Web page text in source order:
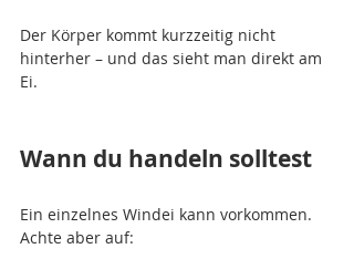
Der Körper kommt kurzzeitig nicht
hinterher – und das sieht man direkt am
Ei.
Wann du handeln solltest
Ein einzelnes Windei kann vorkommen.
Achte aber auf: